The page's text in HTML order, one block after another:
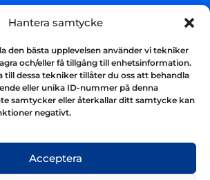
Hantera samtycke
den bästa upplevelsen använder vi tekniker
och/eller få tillgång till enhetsinformation.
till dessa tekniker tillåter du oss att behandla
eller unika ID-nummer på denna
samtycker eller återkallar ditt samtycke kan
negativt.
Acceptera